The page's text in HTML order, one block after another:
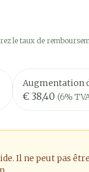
le taux de
Augmentation
€ 38,40 (6%
Il ne peut pas